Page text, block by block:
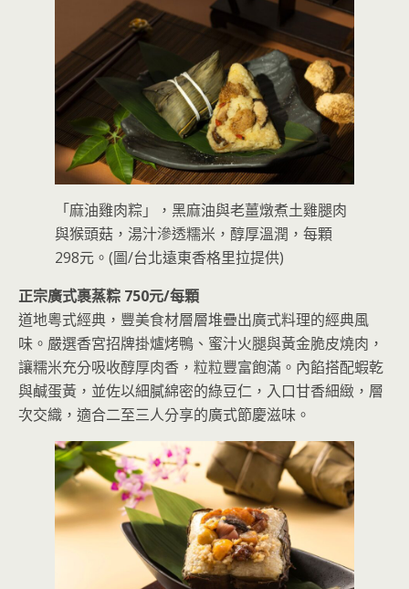
「麻油雞肉粽」，黑麻油與老薑燉煮土雞腿肉
與猴頭菇，湯汁滲透糯米，醇厚溫潤，每顆
298元。(圖/台北遠東香格里拉提供)
正宗廣式裹蒸粽 750元/每顆
道地粵式經典，豐美食材層層堆疊出廣式料理的經典風
味。嚴選香宮招牌掛爐烤鴨、蜜汁火腿與黃金脆皮燒肉，
讓糯米充分吸收醇厚肉香，粒粒豐富飽滿。內餡搭配蝦乾
與鹹蛋黃，並佐以細膩綿密的綠豆仁，入口甘香細緻，層
次交織，適合二至三人分享的廣式節慶滋味。